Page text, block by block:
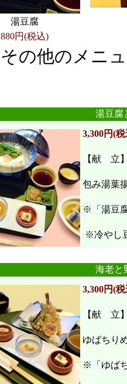
湯豆腐
880円(税込)
その他のメニ
湯豆腐
3,300円(
【献 立
包み湯葉
※「湯豆
※冷やし
海老
3,300円(
【献 立
ゆばちり
※「ゆば